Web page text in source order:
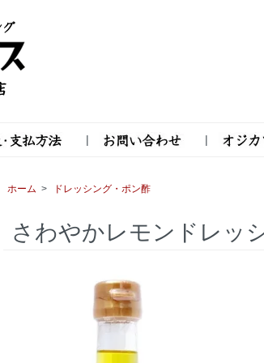
| |
ホーム > ドレッシング・ポン酢
さわやかレモンドレッ